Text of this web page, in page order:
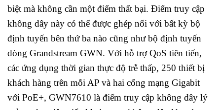
biệt mà không cần một điểm thất bại. Điểm truy cập
không dây này có thể được ghép nối với bất kỳ bộ
định tuyến bên thứ ba nào cũng như bộ định tuyến
dòng Grandstream GWN. Với hỗ trợ QoS tiên tiến,
các ứng dụng thời gian thực độ trễ thấp, 250 thiết bị
khách hàng trên mỗi AP và hai cổng mạng Gigabit
với PoE+, GWN7610 là điểm truy cập không dây lý